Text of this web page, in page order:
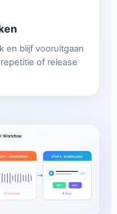
en blijf vooruitgaan
of release
3 · GENEREREN
🎷 Genereer
STAP 4 · DOWNLOAD
3:24
MP3 WAV
⬇ Klaar
Workflow